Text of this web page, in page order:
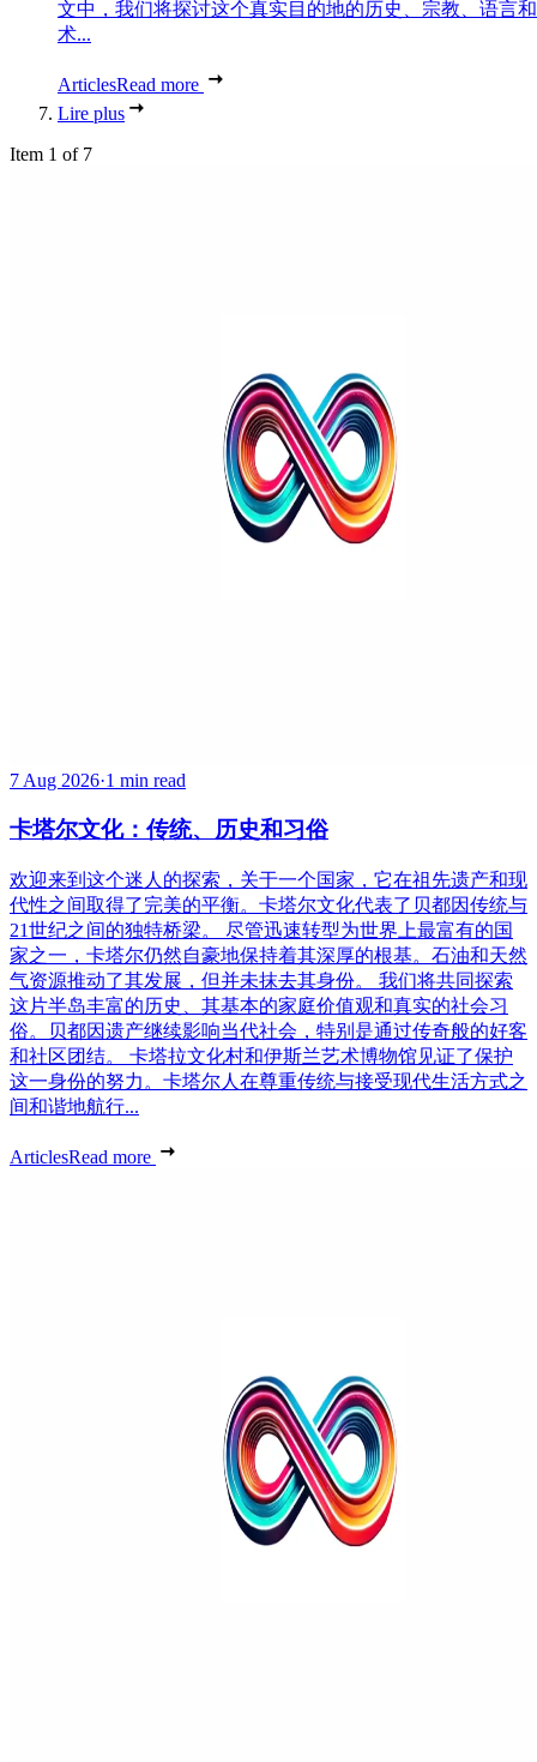
文中，我们将探讨这个真实目的地的历史、宗教、语言
术...
ArticlesRead more
Lire plus
Item 1 of 7
7 Aug 2026·1 min read
卡塔尔文化：传统、历史和习俗
欢迎来到这个迷人的探索，关于一个国家，它在祖先遗产和现
代性之间取得了完美的平衡。卡塔尔文化代表了贝都因传统与
21世纪之间的独特桥梁。 尽管迅速转型为世界上最富有的国
家之一，卡塔尔仍然自豪地保持着其深厚的根基。石油和天然
气资源推动了其发展，但并未抹去其身份。 我们将共同探索
这片半岛丰富的历史、其基本的家庭价值观和真实的社会习
俗。贝都因遗产继续影响当代社会，特别是通过传奇般的好客
和社区团结。 卡塔拉文化村和伊斯兰艺术博物馆见证了保护
这一身份的努力。卡塔尔人在尊重传统与接受现代生活方式之
间和谐地航行...
ArticlesRead more